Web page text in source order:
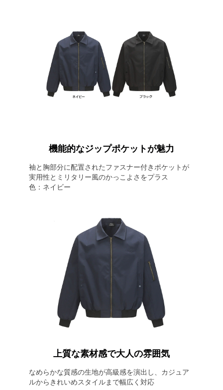
機能的なジップポケットが魅力
袖と胸部分に配置されたファスナー付きポケットが
実用性とミリタリー風のかっこよさをプラス
色：ネイビー
上質な素材感で大人の雰囲気
なめらかな質感の生地が高級感を演出し、カジュア
ルからきれいめスタイルまで幅広く対応